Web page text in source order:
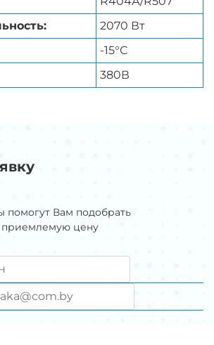
2070 Вт
-15°С
380В
Вам подобрать
приемлемую цену